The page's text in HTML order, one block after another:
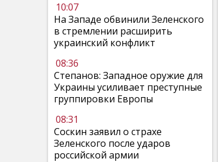
10:07
На Западе обвинили Зеленского
в стремлении расширить
украинский конфликт
08:36
Степанов: Западное оружие для
Украины усиливает преступные
группировки Европы
08:31
Соскин заявил о страхе
Зеленского после ударов
российской армии